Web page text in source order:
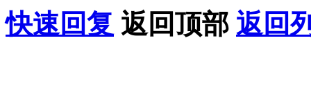
快速回复 返回顶部 返回